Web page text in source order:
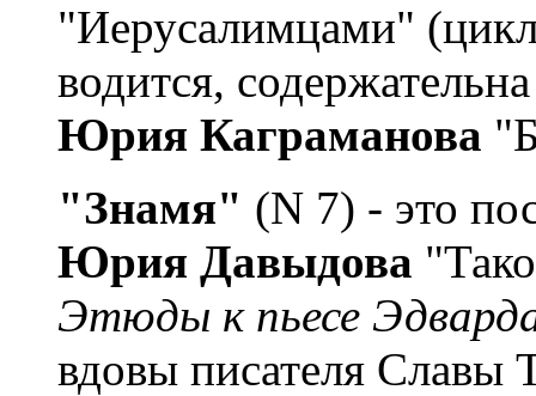
"Иерусалимцами" (цикл
водится,
Юрия Каграманова
"Знамя" (N 7) - это
Юрия Давыдова
Этюды к пьесе
вдовы писателя